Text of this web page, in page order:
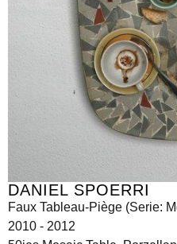
DANIEL SPOERRI
Faux Tableau-Piège (Serie:
2010 - 2012